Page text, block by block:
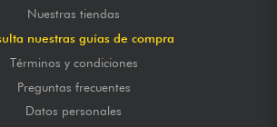
Nuestras tiendas
nuestras guías de compra
Términos y condiciones
Preguntas frecuentes
Datos personales